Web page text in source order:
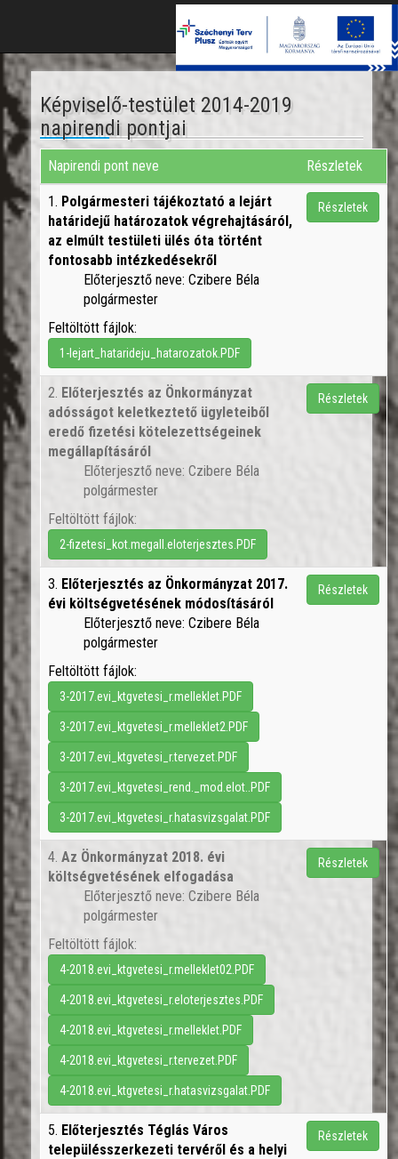
Képviselő-testület 2014-2019
napirendi pontjai
Napirendi pont neve Részletek
1. Polgármesteri tájékoztató a lejárt
határidejű határozatok végrehajtásáról,
az elmúlt testületi ülés óta történt
fontosabb intézkedésekről
Előterjesztő neve: Czibere Béla
polgármester
Feltöltött fájlok:
1-lejart_hatarideju_hatarozatok.PDF
Részletek
2. Előterjesztés az Önkormányzat
adósságot keletkeztető ügyleteiből
eredő fizetési kötelezettségeinek
megállapításáról
Előterjesztő neve: Czibere Béla
polgármester
Feltöltött fájlok:
2-fizetesi_kot.megall.eloterjesztes.PDF
Részletek
3. Előterjesztés az Önkormányzat 2017.
évi költségvetésének módosításáról
Előterjesztő neve: Czibere Béla
polgármester
Feltöltött fájlok:
3-2017.evi_ktgvetesi_r.melleklet.PDF
3-2017.evi_ktgvetesi_r.melleklet2.PDF
3-2017.evi_ktgvetesi_r.tervezet.PDF
3-2017.evi_ktgvetesi_rend._mod.elot..PDF
3-2017.evi_ktgvetesi_r.hatasvizsgalat.PDF
Részletek
4. Az Önkormányzat 2018. évi
költségvetésének elfogadása
Előterjesztő neve: Czibere Béla
polgármester
Feltöltött fájlok:
4-2018.evi_ktgvetesi_r.melleklet02.PDF
4-2018.evi_ktgvetesi_r.eloterjesztes.PDF
4-2018.evi_ktgvetesi_r.melleklet.PDF
4-2018.evi_ktgvetesi_r.tervezet.PDF
4-2018.evi_ktgvetesi_r.hatasvizsgalat.PDF
Részletek
5. Előterjesztés Téglás Város
településszerkezeti tervéről és a helyi
Részletek